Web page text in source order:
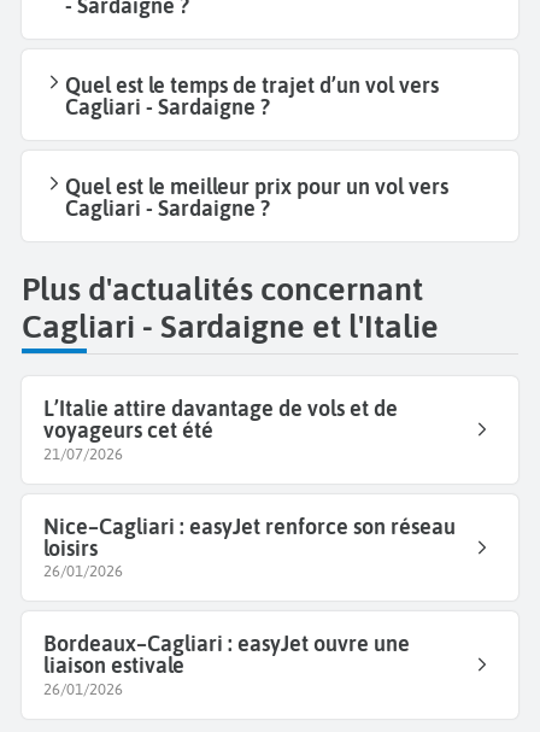
- Sardaigne ?
Quel est le temps de trajet d’un vol vers
Cagliari - Sardaigne ?
Quel est le meilleur prix pour un vol vers
Cagliari - Sardaigne ?
Plus d'actualités concernant
Cagliari - Sardaigne et l'Italie
L’Italie attire davantage de vols et de
voyageurs cet été
21/07/2026
Nice–Cagliari : easyJet renforce son réseau
loisirs
26/01/2026
Bordeaux–Cagliari : easyJet ouvre une
liaison estivale
26/01/2026